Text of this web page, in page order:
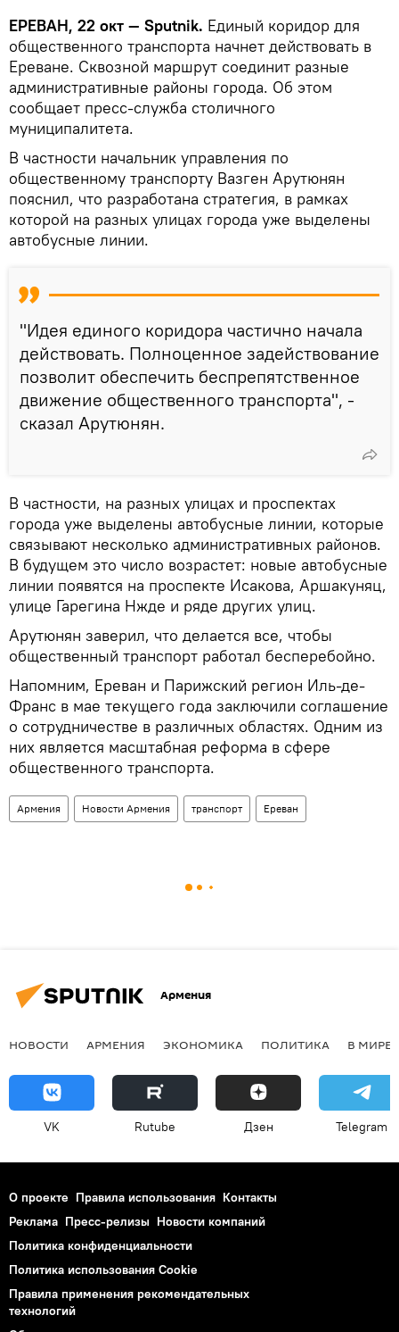
ЕРЕВАН, 22 окт — Sputnik. Единый коридор для
общественного транспорта начнет действовать в
Ереване. Сквозной маршрут соединит разные
административные районы города. Об этом
сообщает пресс-служба столичного
муниципалитета.
В частности начальник управления по
общественному транспорту Вазген Арутюнян
пояснил, что разработана стратегия, в рамках
которой на разных улицах города уже выделены
автобусные линии.
"Идея единого коридора частично начала
действовать. Полноценное задействование
позволит обеспечить беспрепятственное
движение общественного транспорта", -
сказал Арутюнян.
В частности, на разных улицах и проспектах
города уже выделены автобусные линии, которые
связывают несколько административных районов.
В будущем это число возрастет: новые автобусные
линии появятся на проспекте Исакова, Аршакуняц,
улице Гарегина Нжде и ряде других улиц.
Арутюнян заверил, что делается все, чтобы
общественный транспорт работал бесперебойно.
Напомним, Ереван и Парижский регион Иль-де-
Франс в мае текущего года заключили соглашение
о сотрудничестве в различных областях. Одним из
них является масштабная реформа в сфере
общественного транспорта.
Армения Новости Армения транспорт Ереван
Армения
НОВОСТИ АРМЕНИЯ ЭКОНОМИКА ПОЛИТИКА В МИРЕ
VK Rutube Дзен Telegram
О проекте Правила использования Контакты
Реклама Пресс-релизы Новости компаний
Политика конфиденциальности
Политика использования Cookie
Правила применения рекомендательных
технологий